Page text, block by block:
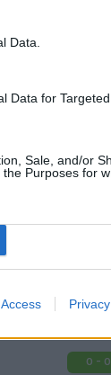
Data.
Data for Targeted
Sale, and/or
Purposes for
0 - 0